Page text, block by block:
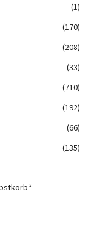
(1)
(170)
(208)
(33)
(710)
(192)
(66)
(135)